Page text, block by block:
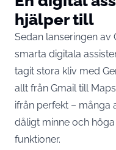
hjälper till
Sedan lanseringen av
smarta digitala
tagit stora kliv med
allt från Gmail till
ifrån perfekt – många
dåligt minne och
funktioner.